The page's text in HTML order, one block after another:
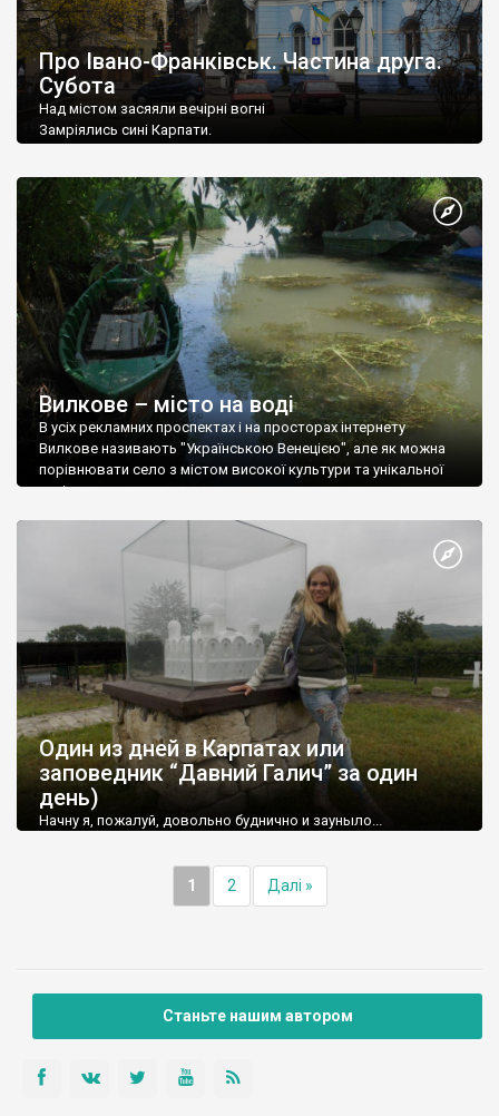
Про Івано-Франківськ. Частина друга.
Субота
Над містом засяяли вечірні вогні
Замріялись сині Карпати.
Вилкове – місто на воді
В усіх рекламних проспектах і на просторах інтернету
Вилкове називають "Українською Венецією", але як можна
порівнювати село з містом високої культури та унікальної
архітектури.
Один из дней в Карпатах или
заповедник “Давний Галич” за один
день)
Начну я, пожалуй, довольно буднично и зауныло...
1 2 Далі »
Станьте нашим автором